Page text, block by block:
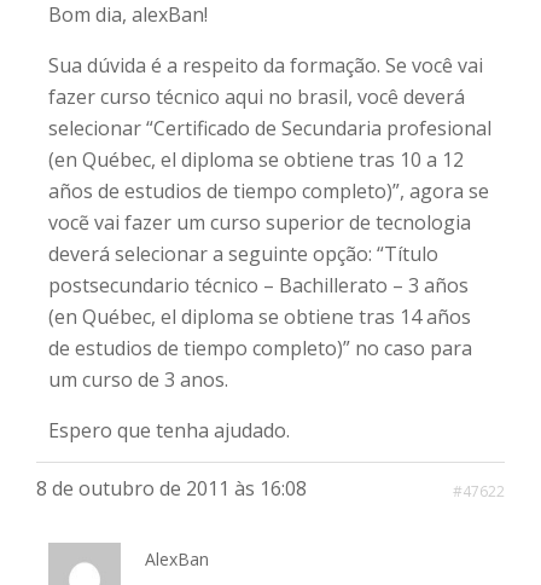
Bom dia, alexBan!
Sua dúvida é a respeito da formação. Se você vai
fazer curso técnico aqui no brasil, você deverá
selecionar “Certificado de Secundaria profesional
(en Québec, el diploma se obtiene tras 10 a 12
años de estudios de tiempo completo)”, agora se
vocẽ vai fazer um curso superior de tecnologia
deverá selecionar a seguinte opção: “Título
postsecundario técnico – Bachillerato – 3 años
(en Québec, el diploma se obtiene tras 14 años
de estudios de tiempo completo)” no caso para
um curso de 3 anos.
Espero que tenha ajudado.
8 de outubro de 2011 às 16:08 #47622
AlexBan